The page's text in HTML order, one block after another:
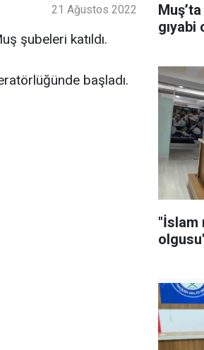
21 Ağustos 2022
şubeleri katıldı.
başladı.
gıyabi
"İslam